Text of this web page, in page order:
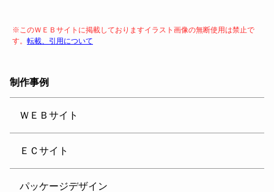
※このＷＥＢサイトに掲載しておりますイラスト画像の無断使用は禁止で
す。 転載、引用について
制作事例
ＷＥＢサイト
ＥＣサイト
パッケージデザイン